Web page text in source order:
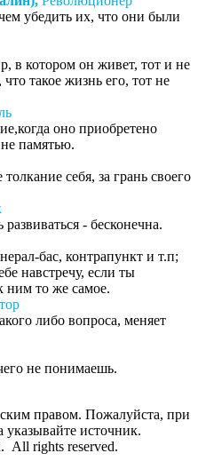
убедить их, что они были
в котором он живет, тот и не
что такое жизнь его, тот не
оно приобретено
памятью.
себя, за грань своего
- бесконечна.
бас, контрапункт и т.п;
навстречу, если ты
ним то же самое.
либо вопроса, меняет
не понимаешь.
правом. Пожалуйста, при
указывайте источник.
All rights reserved.